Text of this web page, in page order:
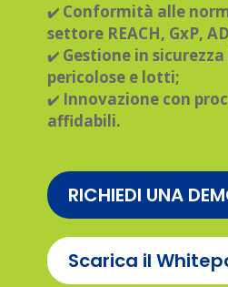
✔️ Conformità alle
settore REACH, GxP,
✔️Gestione in
pericolose e lotti;
✔️Innovazione con
affidabili.
RICHIEDI UNA
Scarica il